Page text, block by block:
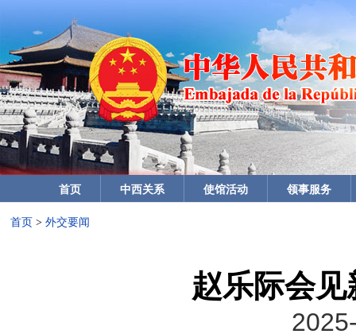
首页 中西关系 使馆活动 领事服务
首页 > 外交要闻
赵乐际会